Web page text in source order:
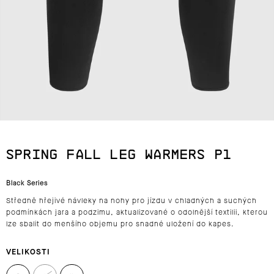
SPRING FALL LEG WARMERS P1
Black Series
Středně hřejivé návleky na nohy pro jízdu v chladných a suchých
podmínkách jara a podzimu, aktualizované o odolnější textilii, kterou
lze sbalit do menšího objemu pro snadné uložení do kapes.
VELIKOSTI
J
Í
T